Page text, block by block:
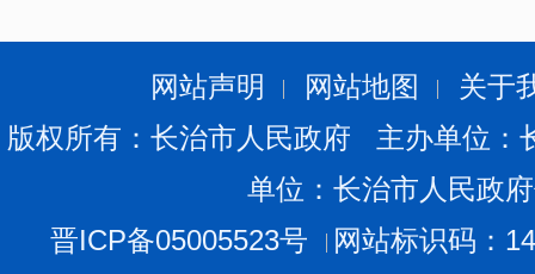
(一)考生报到时须携带本人身份证原件和笔试准考证。
(二)请考生认真核实所报岗位对应面试组别、报到时
行车路线,面试当天按照规定时间到达考点按组报到,迟到
(三)考生不准携带任何书籍资料、手机、电子智能设
网站声明 网站地图
关于
版权所有：长治市人民政府 主办单位
单位：长治市人民政
晋ICP备05005523号
网站标识码：